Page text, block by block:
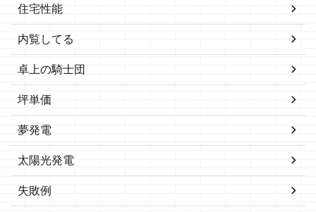
住宅性能
内覧してる
卓上の騎士団
坪単価
夢発電
太陽光発電
失敗例